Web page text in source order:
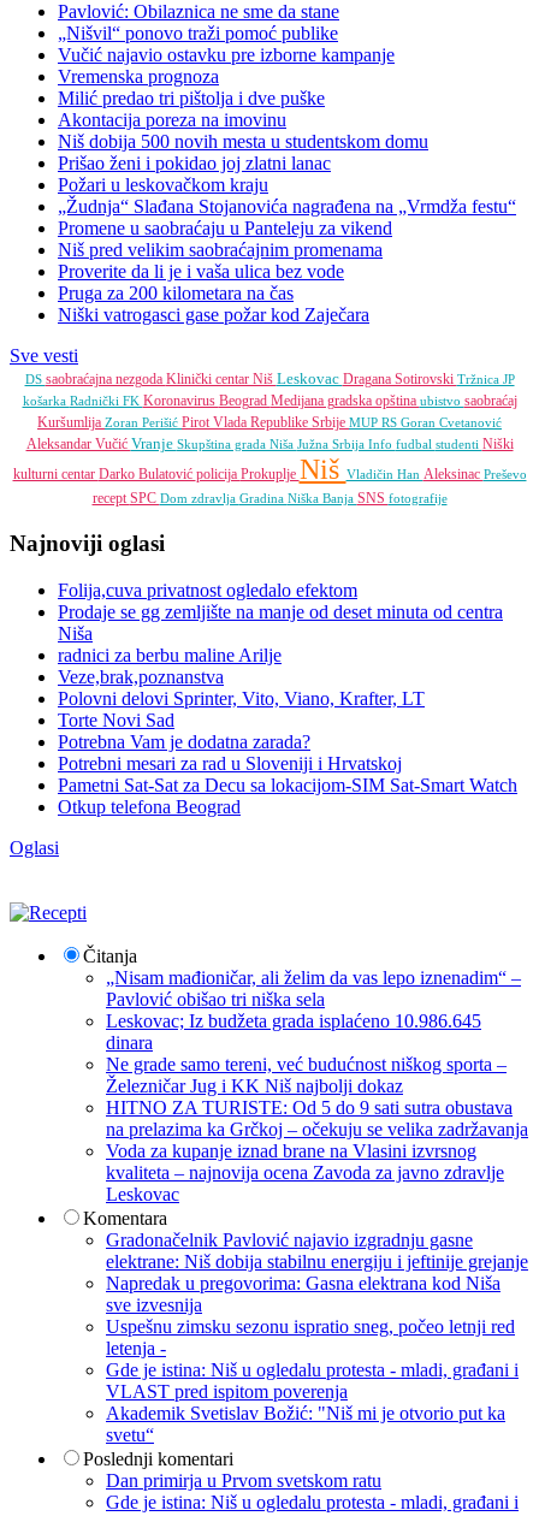
Pavlović: Obilaznica ne sme da stane
„Nišvil“ ponovo traži pomoć publike
Vučić najavio ostavku pre izborne kampanje
Vremenska prognoza
Milić predao tri pištolja i dve puške
Akontacija poreza na imovinu
Niš dobija 500 novih mesta u studentskom domu
Prišao ženi i pokidao joj zlatni lanac
Požari u leskovačkom kraju
„Žudnja“ Slađana Stojanovića nagrađena na „Vrmdža festu“
Promene u saobraćaju u Panteleju za vikend
Niš pred velikim saobraćajnim promenama
Proverite da li je i vaša ulica bez vode
Pruga za 200 kilometara na čas
Niški vatrogasci gase požar kod Zaječara
Sve vesti
DS saobraćajna nezgoda Klinički centar Niš Leskovac Dragana Sotirovski Tržnica JP
košarka Radnički FK Koronavirus Beograd Medijana gradska opština ubistvo saobraćaj
Kuršumlija Zoran Perišić PirotVlada Republike Srbije MUP RS Goran Cvetanović
Aleksandar Vučić Vranje Skupština grada Niša Južna Srbija Info fudbal studenti Niški
kulturni centar Darko Bulatović policija Prokuplje Niš Vladičin Han Aleksinac Preševo
receptSPC Dom zdravlja Gradina Niška Banja SNS fotografije
Najnoviji oglasi
Folija,cuva privatnost ogledalo efektom
Prodaje se gg zemljište na manje od deset minuta od centra
Niša
radnici za berbu maline Arilje
Veze,brak,poznanstva
Polovni delovi Sprinter, Vito, Viano, Krafter, LT
Torte Novi Sad
Potrebna Vam je dodatna zarada?
Potrebni mesari za rad u Sloveniji i Hrvatskoj
Pametni Sat-Sat za Decu sa lokacijom-SIM Sat-Smart Watch
Otkup telefona Beograd
Oglasi
Čitanja
„Nisam mađioničar, ali želim da vas lepo iznenadim“ –
Pavlović obišao tri niška sela
Leskovac; Iz budžeta grada isplaćeno 10.986.645
dinara
Ne grade samo tereni, već budućnost niškog sporta –
Železničar Jug i KK Niš najbolji dokaz
HITNO ZA TURISTE: Od 5 do 9 sati sutra obustava
na prelazima ka Grčkoj – očekuju se velika zadržavanja
Voda za kupanje iznad brane na Vlasini izvrsnog
kvaliteta – najnovija ocena Zavoda za javno zdravlje
Leskovac
Komentara
Gradonačelnik Pavlović najavio izgradnju gasne
elektrane: Niš dobija stabilnu energiju i jeftinije grejanje
Napredak u pregovorima: Gasna elektrana kod Niša
sve izvesnija
Uspešnu zimsku sezonu ispratio sneg, počeo letnji red
letenja -
Gde je istina: Niš u ogledalu protesta - mladi, građani i
VLAST pred ispitom poverenja
Akademik Svetislav Božić: "Niš mi je otvorio put ka
svetu“
Poslednji komentari
Dan primirja u Prvom svetskom ratu
Gde je istina: Niš u ogledalu protesta - mladi, građani i